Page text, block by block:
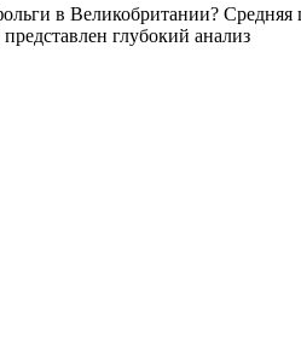
в Великобритании?
глубокий анализ